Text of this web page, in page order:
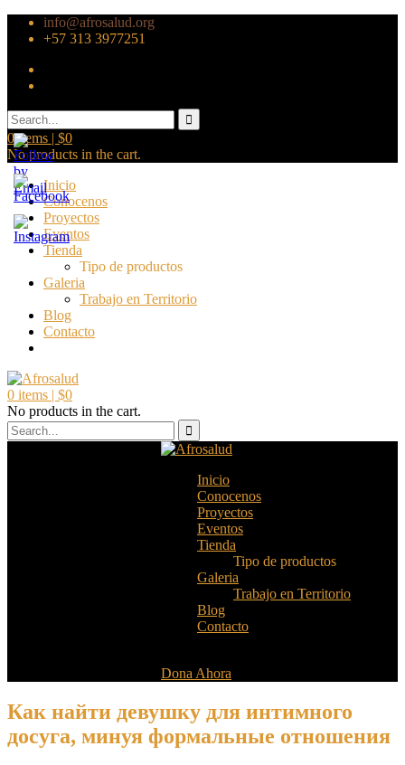
info@afrosalud.org
+57 313 3977251
0items | $0
No products in the cart.
Inicio
Conocenos
Proyectos
Eventos
Tienda
Tipo de productos
Galeria
Trabajo en Territorio
Blog
Contacto
0 items | $0
No products in the cart.
Inicio
Conocenos
Proyectos
Eventos
Tienda
Tipo de productos
Galeria
Trabajo en Territorio
Blog
Contacto
Dona Ahora
Как найти девушку для интимного
досуга, минуя формальные отношения